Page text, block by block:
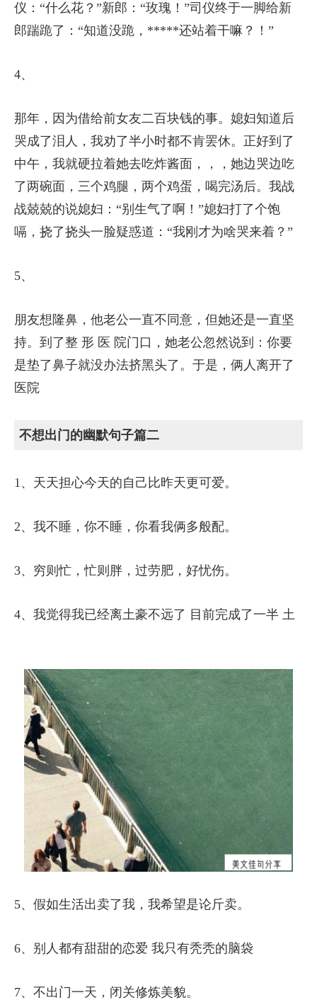
仪：“什么花？”新郎：“玫瑰！”司仪终于一脚给新
郎踹跪了：“知道没跪，*****还站着干嘛？！”
4、
那年，因为借给前女友二百块钱的事。媳妇知道后
哭成了泪人，我劝了半小时都不肯罢休。正好到了
中午，我就硬拉着她去吃炸酱面，，，她边哭边吃
了两碗面，三个鸡腿，两个鸡蛋，喝完汤后。我战
战兢兢的说媳妇：“别生气了啊！”媳妇打了个饱
嗝，挠了挠头一脸疑惑道：“我刚才为啥哭来着？”
5、
朋友想隆鼻，他老公一直不同意，但她还是一直坚
持。到了整 形 医 院门口，她老公忽然说到：你要
是垫了鼻子就没办法挤黑头了。于是，俩人离开了
医院
不想出门的幽默句子篇二
1、天天担心今天的自己比昨天更可爱。
2、我不睡，你不睡，你看我俩多般配。
3、穷则忙，忙则胖，过劳肥，好忧伤。
4、我觉得我已经离土豪不远了 目前完成了一半 土
5、假如生活出卖了我，我希望是论斤卖。
6、别人都有甜甜的恋爱 我只有秃秃的脑袋
7、不出门一天，闭关修炼美貌。